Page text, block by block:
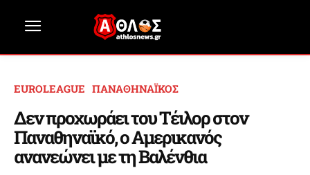
EUROLEAGUE ΠΑΝΑΘΗΝΑΪΚΟΣ
Δεν προχωράει του Τέιλορ στον
Παναθηναϊκό, ο Αμερικανός
ανανεώνει με τη Βαλένθια